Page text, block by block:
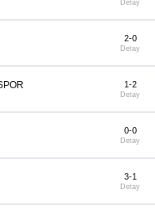
Detay
2-0
Detay
1-2
Detay
0-0
Detay
3-1
Detay